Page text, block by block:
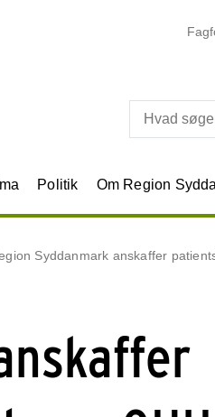
Politik Om Region
Syddanmark anskaffer